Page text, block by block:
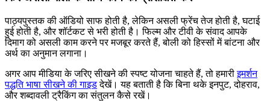
पाठ्यपुस्तक की ऑडियो साफ होती है, लेकिन असली फ्रेंच तेज होती है, घटाई
हुई होती है, और शॉर्टकट से भरी होती है। फिल्म और टीवी के संवाद आपके
दिमाग को असली काम करने पर मजबूर करते हैं, बोली को हिस्सों में बांटना और
अर्थ का अनुमान लगाना।
अगर आप मीडिया के जरिए सीखने की स्पष्ट योजना चाहते हैं, तो हमारीइमर्शन
पद्धति भाषा सीखने की गाइडदेखें। यह बताती है कि बिना थके इनपुट, दोहराव,
और शब्दावली ट्रैकिंग का संतुलन कैसे रखें।